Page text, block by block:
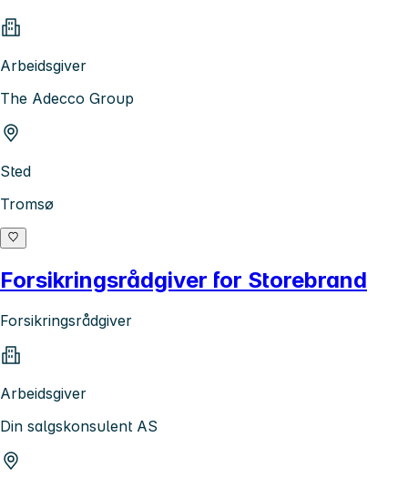
Arbeidsgiver
The Adecco Group
Sted
Tromsø
Forsikringsrådgiver for Storebrand
Forsikringsrådgiver
Arbeidsgiver
Din salgskonsulent AS